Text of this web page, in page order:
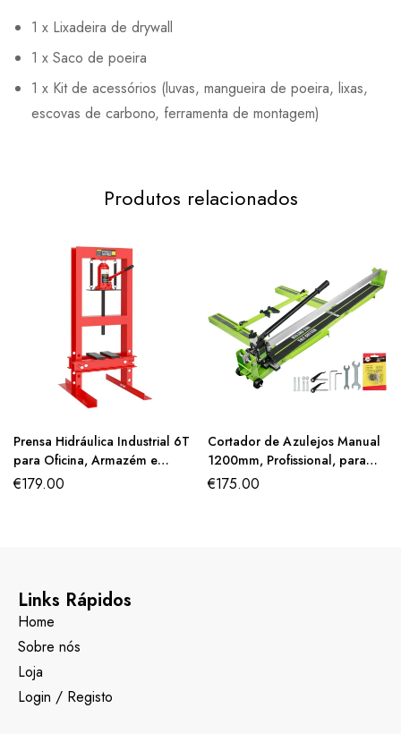
1 x Lixadeira de drywall
1 x Saco de poeira
1 x Kit de acessórios (luvas, mangueira de poeira, lixas,
escovas de carbono, ferramenta de montagem)
Produtos relacionados
Prensa Hidráulica Industrial 6T
para Oficina, Armazém e
Bancada de Garagem
€179.00
Cortador de Azulejos Manual
1200mm, Profissional, para
Porcelanato e Cerâmica
€175.00
Links Rápidos
Home
Sobre nós
Loja
Login / Registo